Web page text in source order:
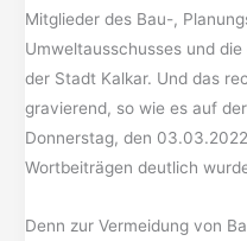
Mitglieder des Bau-,
Umweltausschusses und
der Stadt Kalkar. Und das
gravierend, so wie es auf
Donnerstag, den
Wortbeiträgen deutlich
Denn zur Vermeidung von